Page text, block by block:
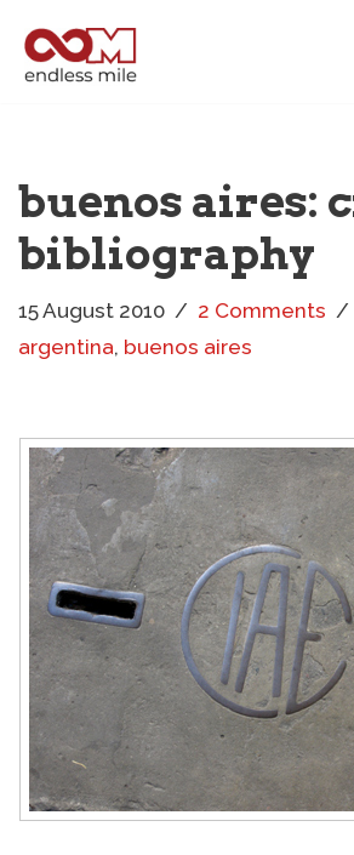
Skip
buenos aires:
bibliography
15 August 2010
2 Comments
argentina, buenos aires